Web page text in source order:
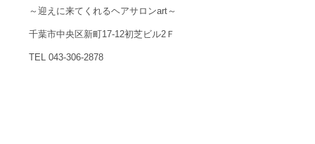
～迎えに来てくれるヘアサロンart～
千葉市中央区新町17-12初芝ビル2Ｆ
TEL 043-306-2878